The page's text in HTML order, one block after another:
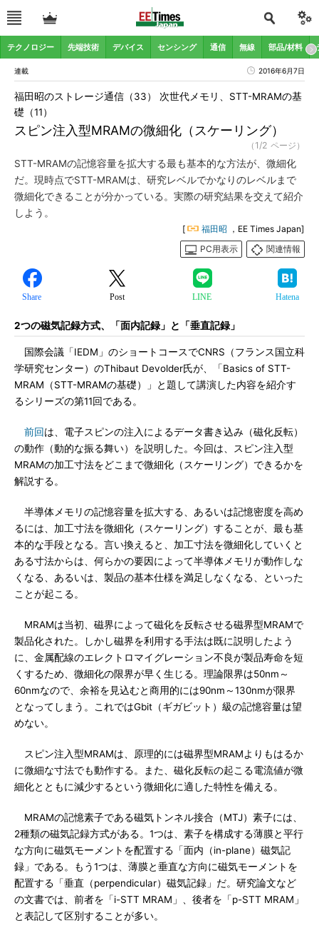
テクノロジー 先端技術 デバイス センシング 通信 無線 部品/材料
連載 2016年6月7日
スピン注入型MRAMの微細化（スケーリング）
福田昭のストレージ通信（33） 次世代メモリ、STT-MRAMの基
礎（11）
（1/2 ページ）
STT-MRAMの記憶容量を拡大する最も基本的な方法が、微細化
だ。現時点でSTT-MRAMは、研究レベルでかなりのレベルまで
微細化できることが分かっている。実際の研究結果を交えて紹介
しよう。
[ 福田昭 ，EE Times Japan]
PC用表示
関連情報
Share Post LINE Hatena
2つの磁気記録方式、「面内記録」と「垂直記録」
国際会議「IEDM」のショートコースでCNRS（フランス国立科
学研究センター）のThibaut Devolder氏が、「Basics of STT-
MRAM（STT-MRAMの基礎）」と題して講演した内容を紹介す
るシリーズの第11回である。
前回は、電子スピンの注入によるデータ書き込み（磁化反転）
の動作（動的な振る舞い）を説明した。今回は、スピン注入型
MRAMの加工寸法をどこまで微細化（スケーリング）できるかを
解説する。
半導体メモリの記憶容量を拡大する、あるいは記憶密度を高め
るには、加工寸法を微細化（スケーリング）することが、最も基
本的な手段となる。言い換えると、加工寸法を微細化していくと
ある寸法からは、何らかの要因によって半導体メモリが動作しな
くなる、あるいは、製品の基本仕様を満足しなくなる、といった
ことが起こる。
MRAMは当初、磁界によって磁化を反転させる磁界型MRAMで
製品化された。しかし磁界を利用する手法は既に説明したよう
に、金属配線のエレクトロマイグレーション不良が製品寿命を短
くするため、微細化の限界が早く生じる。理論限界は50nm～
60nmなので、余裕を見込むと商用的には90nm～130nmが限界
となってしまう。これではGbit（ギガビット）級の記憶容量は望
めない。
スピン注入型MRAMは、原理的には磁界型MRAMよりもはるか
に微細な寸法でも動作する。また、磁化反転の起こる電流値が微
細化とともに減少するという微細化に適した特性を備える。
MRAMの記憶素子である磁気トンネル接合（MTJ）素子には、
2種類の磁気記録方式がある。1つは、素子を構成する薄膜と平行
な方向に磁気モーメントを配置する「面内（in-plane）磁気記
録」である。もう1つは、薄膜と垂直な方向に磁気モーメントを
配置する「垂直（perpendicular）磁気記録」だ。研究論文など
の文書では、前者を「i-STT MRAM」、後者を「p-STT MRAM」
と表記して区別することが多い。